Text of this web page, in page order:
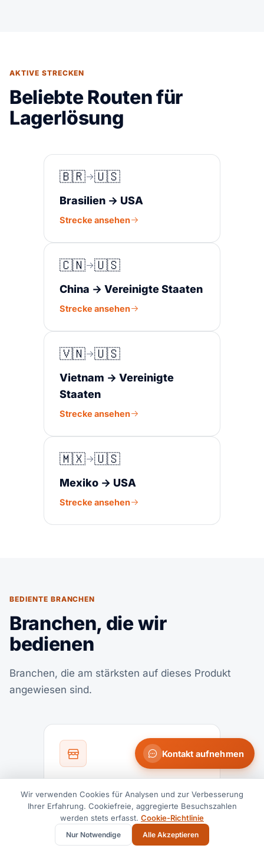
AKTIVE STRECKEN
Beliebte Routen für
Lagerlösung
🇧🇷 🇺🇸
Brasilien → USA
Strecke ansehen
🇨🇳 🇺🇸
China → Vereinigte Staaten
Strecke ansehen
🇻🇳 🇺🇸
Vietnam → Vereinigte
Staaten
Strecke ansehen
🇲🇽 🇺🇸
Mexiko → USA
Strecke ansehen
BEDIENTE BRANCHEN
Branchen, die wir
bedienen
Branchen, die am stärksten auf dieses Produkt
angewiesen sind.
Commerce
Mehr erfahren
Kontakt aufnehmen
Wir verwenden Cookies für Analysen und zur Verbesserung
Ihrer Erfahrung. Cookiefreie, aggregierte Besuchszahlen
werden stets erfasst. Cookie-Richtlinie
Nur Notwendige Alle Akzeptieren